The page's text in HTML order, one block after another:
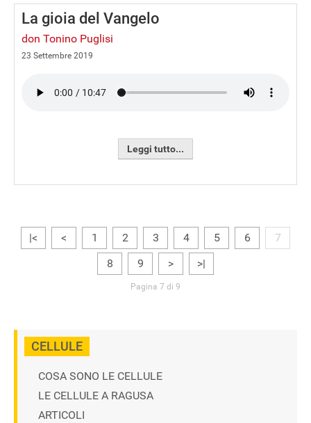
La gioia del Vangelo
don Tonino Puglisi
23 Settembre 2019
Leggi tutto...
|< < 1 2 3 4 5 6
7
8
9 > >|
Pagina 7 di 9
CELLULE
COSA SONO LE CELLULE
LE CELLULE A RAGUSA
ARTICOLI